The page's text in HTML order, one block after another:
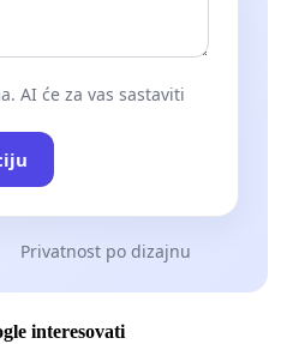
AI će za vas sastaviti
Privatnost po dizajnu
interesovati